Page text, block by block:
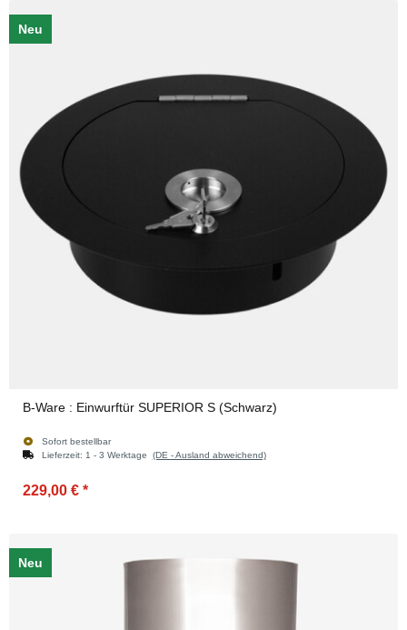
Neu
B-Ware : Einwurftür SUPERIOR S (Schwarz)
Sofort bestellbar
Lieferzeit: 1 - 3 Werktage (DE - Ausland abweichend)
229,00 € *
Neu